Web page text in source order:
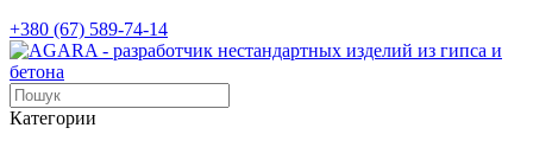
+380 (67) 589-74-14
Категории